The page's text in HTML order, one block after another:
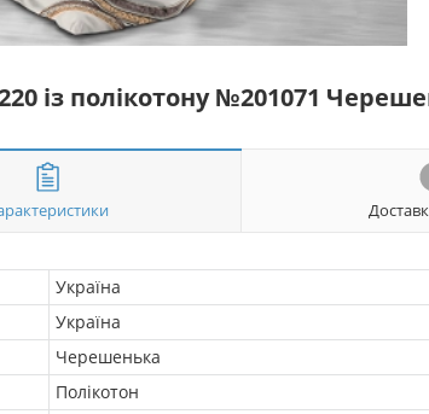
із полікотону №201071
Україна
Україна
Черешенька
Полікотон